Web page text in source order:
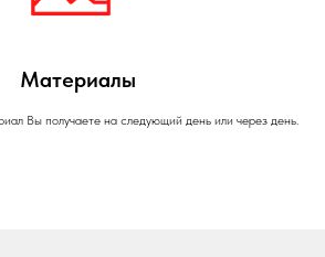
Материалы
Вы получаете на следующий день или через день.